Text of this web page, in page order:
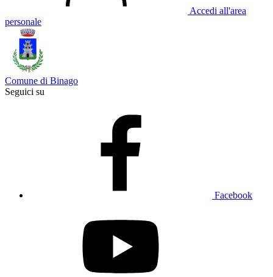
Accedi all'area
personale
Comune di Binago
Seguici su
Facebook